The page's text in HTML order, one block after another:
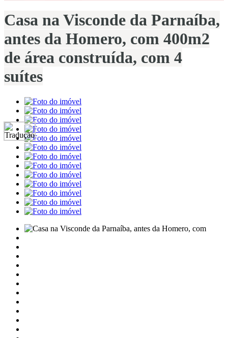
Casa na Visconde da Parnaíba,
antes da Homero, com 400m2
de área construída, com 4
suítes